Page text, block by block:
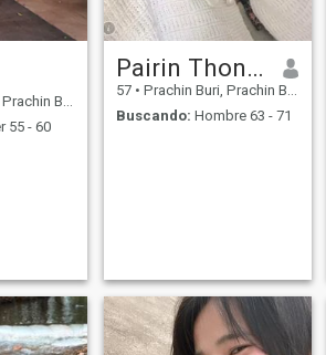
Buri, Tailandia
55 - 60
Pairin Thongterdvongsa
57 • Prachin Buri, Prachin Buri, Tailandia
Buscando: Hombre 63 - 71